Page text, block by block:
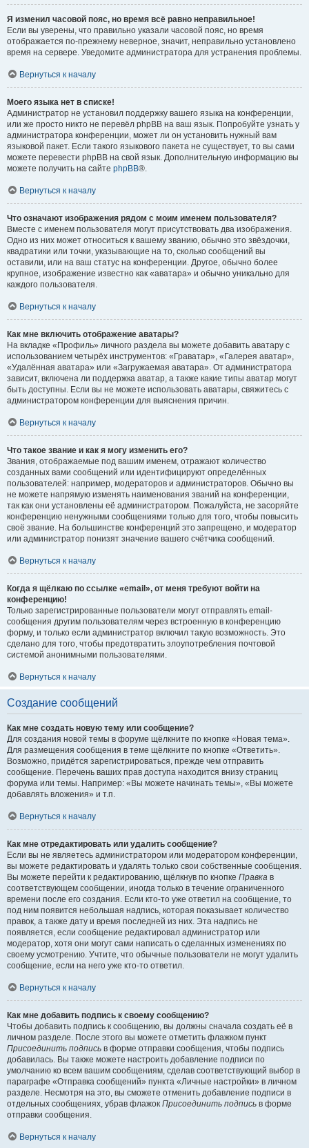
Я изменил часовой пояс, но время всё равно неправильное!
Если вы уверены, что правильно указали часовой пояс, но время
отображается по-прежнему неверное, значит, неправильно установлено
время на сервере. Уведомите администратора для устранения проблемы.
Вернуться к началу
Моего языка нет в списке!
Администратор не установил поддержку вашего языка на конференции,
или же просто никто не перевёл phpBB на ваш язык. Попробуйте узнать у
администратора конференции, может ли он установить нужный вам
языковой пакет. Если такого языкового пакета не существует, то вы сами
можете перевести phpBB на свой язык. Дополнительную информацию вы
можете получить на сайте phpBB®.
Вернуться к началу
Что означают изображения рядом с моим именем пользователя?
Вместе с именем пользователя могут присутствовать два изображения.
Одно из них может относиться к вашему званию, обычно это звёздочки,
квадратики или точки, указывающие на то, сколько сообщений вы
оставили, или на ваш статус на конференции. Другое, обычно более
крупное, изображение известно как «аватара» и обычно уникально для
каждого пользователя.
Вернуться к началу
Как мне включить отображение аватары?
На вкладке «Профиль» личного раздела вы можете добавить аватару с
использованием четырёх инструментов: «Граватар», «Галерея аватар»,
«Удалённая аватара» или «Загружаемая аватара». От администратора
зависит, включена ли поддержка аватар, а также какие типы аватар могут
быть доступны. Если вы не можете использовать аватары, свяжитесь с
администратором конференции для выяснения причин.
Вернуться к началу
Что такое звание и как я могу изменить его?
Звания, отображаемые под вашим именем, отражают количество
созданных вами сообщений или идентифицируют определённых
пользователей: например, модераторов и администраторов. Обычно вы
не можете напрямую изменять наименования званий на конференции,
так как они установлены её администратором. Пожалуйста, не засоряйте
конференцию ненужными сообщениями только для того, чтобы повысить
своё звание. На большинстве конференций это запрещено, и модератор
или администратор понизят значение вашего счётчика сообщений.
Вернуться к началу
Когда я щёлкаю по ссылке «email», от меня требуют войти на
конференцию!
Только зарегистрированные пользователи могут отправлять email-
сообщения другим пользователям через встроенную в конференцию
форму, и только если администратор включил такую возможность. Это
сделано для того, чтобы предотвратить злоупотребления почтовой
системой анонимными пользователями.
Вернуться к началу
Создание сообщений
Как мне создать новую тему или сообщение?
Для создания новой темы в форуме щёлкните по кнопке «Новая тема».
Для размещения сообщения в теме щёлкните по кнопке «Ответить».
Возможно, придётся зарегистрироваться, прежде чем отправить
сообщение. Перечень ваших прав доступа находится внизу страниц
форума или темы. Например: «Вы можете начинать темы», «Вы можете
добавлять вложения» и т.п.
Вернуться к началу
Как мне отредактировать или удалить сообщение?
Если вы не являетесь администратором или модератором конференции,
вы можете редактировать и удалять только свои собственные сообщения.
Вы можете перейти к редактированию, щёлкнув по кнопке Правка в
соответствующем сообщении, иногда только в течение ограниченного
времени после его создания. Если кто-то уже ответил на сообщение, то
под ним появится небольшая надпись, которая показывает количество
правок, а также дату и время последней из них. Эта надпись не
появляется, если сообщение редактировал администратор или
модератор, хотя они могут сами написать о сделанных изменениях по
своему усмотрению. Учтите, что обычные пользователи не могут удалить
сообщение, если на него уже кто-то ответил.
Вернуться к началу
Как мне добавить подпись к своему сообщению?
Чтобы добавить подпись к сообщению, вы должны сначала создать её в
личном разделе. После этого вы можете отметить флажком пункт
Присоединить подпись в форме отправки сообщения, чтобы подпись
добавилась. Вы также можете настроить добавление подписи по
умолчанию ко всем вашим сообщениям, сделав соответствующий выбор в
параграфе «Отправка сообщений» пункта «Личные настройки» в личном
разделе. Несмотря на это, вы сможете отменить добавление подписи в
отдельных сообщениях, убрав флажок Присоединить подпись в форме
отправки сообщения.
Вернуться к началу